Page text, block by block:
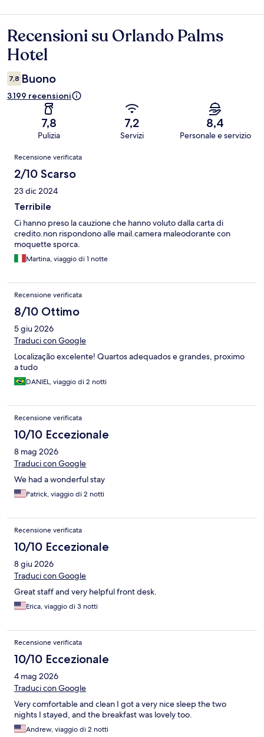
Recensioni
Recensioni su Orlando Palms
Hotel
7,8 Buono
3.199 recensioni
7,8
Pulizia
7,2
Servizi
8,4
Personale e servizio
Recensioni
Recensione verificata
2/10 Scarso
23 dic 2024
Terribile
Ci hanno preso la cauzione che hanno voluto dalla carta di
credito.non rispondono alle mail.camera maleodorante con
moquette sporca.
Martina, viaggio di 1 notte
Recensione verificata
8/10 Ottimo
5 giu 2026
Traduci con Google
Localização excelente! Quartos adequados e grandes, proximo
a tudo
DANIEL, viaggio di 2 notti
Recensione verificata
10/10 Eccezionale
8 mag 2026
Traduci con Google
We had a wonderful stay
Patrick, viaggio di 2 notti
Recensione verificata
10/10 Eccezionale
8 giu 2026
Traduci con Google
Great staff and very helpful front desk.
Erica, viaggio di 3 notti
Recensione verificata
10/10 Eccezionale
4 mag 2026
Traduci con Google
Very comfortable and clean I got a very nice sleep the two
nights I stayed, and the breakfast was lovely too.
Andrew, viaggio di 2 notti